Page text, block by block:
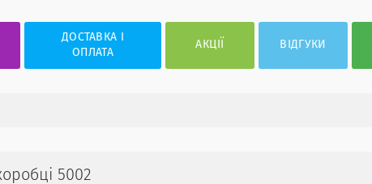
ДОСТАВКА І
ОПЛАТА
АКЦІЇ ВІДГУКИ
5002